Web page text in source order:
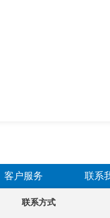
客户服务 联系
联系方式